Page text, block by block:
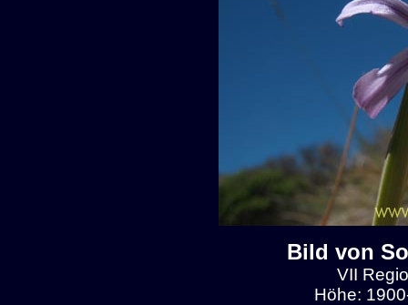
Bild von
VII
Höhe: